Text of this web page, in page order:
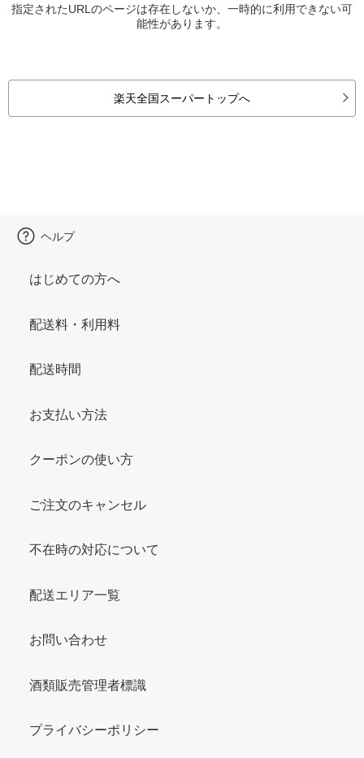
指定されたURLのページは存在しないか、一時的に利用できない可
能性があります。
楽天全国スーパートップへ
ヘルプ
はじめての方へ
配送料・利用料
配送時間
お支払い方法
クーポンの使い方
ご注文のキャンセル
不在時の対応について
配送エリア一覧
お問い合わせ
酒類販売管理者標識
プライバシーポリシー